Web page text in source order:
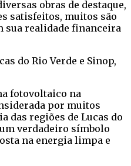
obras de destaque,
satisfeitos, muitos são
sua realidade financeira
do Rio Verde e Sinop,
fotovoltaico na
por muitos
das regiões de Lucas do
verdadeiro símbolo
na energia limpa e